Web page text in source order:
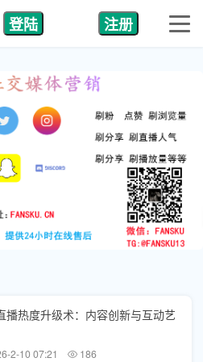
登陆 注册
播热度升级术：内容创新与互动艺
2-10 07:21 186